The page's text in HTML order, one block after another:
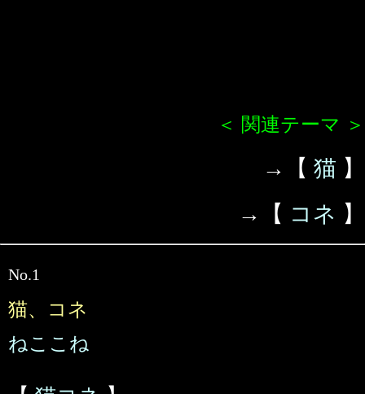
＜ 関連テーマ ＞
→【 猫 】
→【 コネ 】
No.1
猫、コネ
ねここね